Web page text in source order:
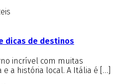
dicas de destinos
incrível com muitas
a história local. A Itália é […]